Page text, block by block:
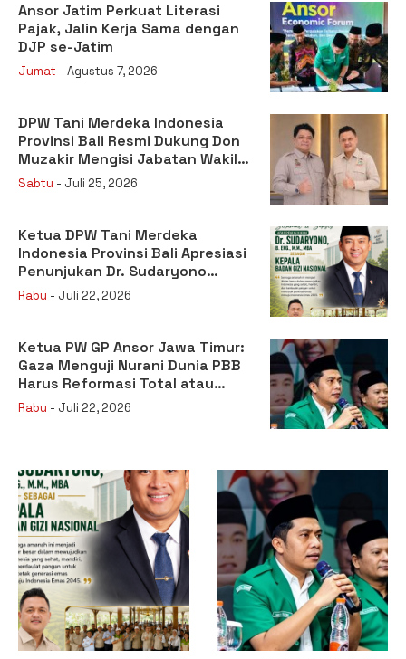
Ansor Jatim Perkuat Literasi
Pajak, Jalin Kerja Sama dengan
DJP se-Jatim
Jumat - Agustus 7, 2026
DPW Tani Merdeka Indonesia
Provinsi Bali Resmi Dukung Don
Muzakir Mengisi Jabatan Wakil
Menteri Pertanian RI
Sabtu - Juli 25, 2026
Ketua DPW Tani Merdeka
Indonesia Provinsi Bali Apresiasi
Penunjukan Dr. Sudaryono
sebagai Kepala Badan Gizi
Rabu - Juli 22, 2026
Ketua PW GP Ansor Jawa Timur:
Gaza Menguji Nurani Dunia PBB
Harus Reformasi Total atau
Kehilangan Legitimasi
Rabu - Juli 22, 2026